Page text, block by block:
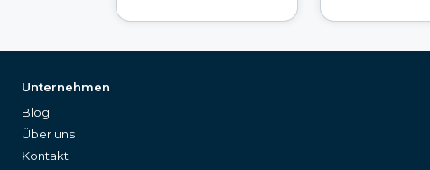
Unternehmen
Blog
Über uns
Kontakt